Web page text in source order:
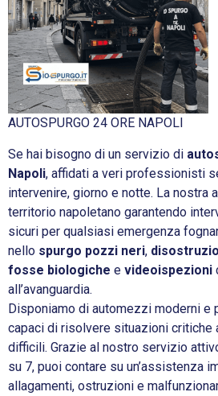
AUTOSPURGO 24 ORE NAPOLI
Se hai bisogno di un servizio di
Napoli, affidati a veri professionisti
intervenire, giorno e notte. La nostra
territorio napoletano garantendo
sicuri per qualsiasi emergenza
nello spurgo pozzi neri,
fosse biologiche e videoispezioni
all’avanguardia.
Disponiamo di automezzi moderni e
capaci di risolvere situazioni critiche
difficili. Grazie al nostro servizio
su 7, puoi contare su un’assistenza
allagamenti, ostruzioni e